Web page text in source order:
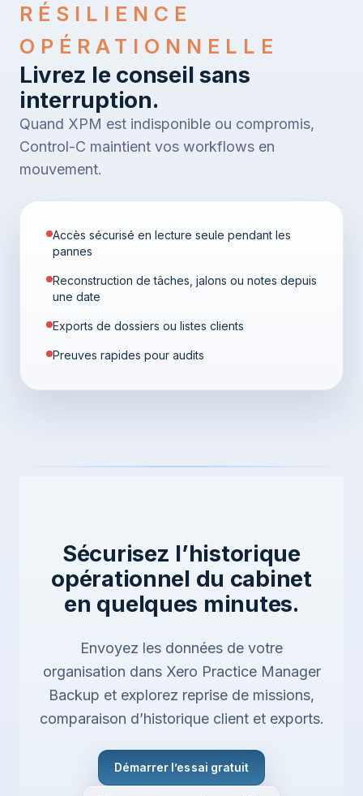
RÉSILIENCE
OPÉRATIONNELLE
Livrez le conseil sans
interruption.
Quand XPM est indisponible ou compromis,
Control-C maintient vos workflows en
mouvement.
Accès sécurisé en lecture seule pendant les
pannes
Reconstruction de tâches, jalons ou notes depuis
une date
Exports de dossiers ou listes clients
Preuves rapides pour audits
Sécurisez l’historique
opérationnel du cabinet
en quelques minutes.
Envoyez les données de votre
organisation dans Xero Practice Manager
Backup et explorez reprise de missions,
comparaison d’historique client et exports.
Démarrer l’essai gratuit